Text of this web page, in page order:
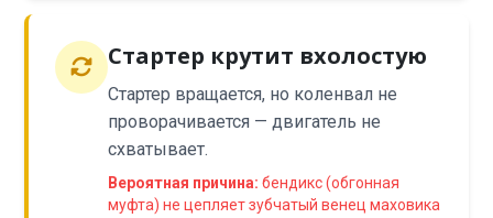
Стартер крутит вхолостую
Стартер вращается, но коленвал не
проворачивается — двигатель не
схватывает.
Вероятная причина: бендикс (обгонная
муфта) не цепляет зубчатый венец маховика